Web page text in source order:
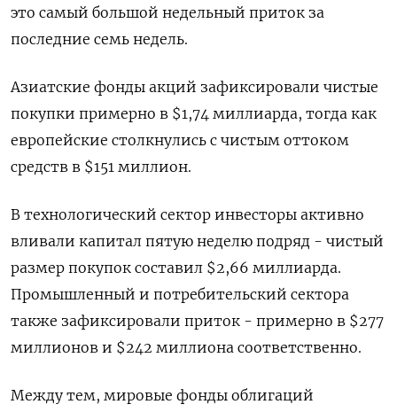
это самый большой недельный приток за
последние семь недель.
Азиатские фонды акций зафиксировали чистые
покупки примерно в $1,74 миллиарда, тогда как
европейские столкнулись с чистым оттоком
средств в $151 миллион.
В технологический сектор инвесторы активно
вливали капитал пятую неделю подряд - чистый
размер покупок составил $2,66 миллиарда.
Промышленный и потребительский сектора
также зафиксировали приток - примерно в $277
миллионов и $242 миллиона соответственно.
Между тем, мировые фонды облигаций